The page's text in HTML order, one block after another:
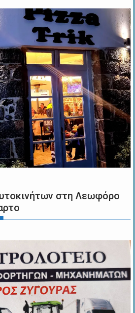
στη Λεωφόρο